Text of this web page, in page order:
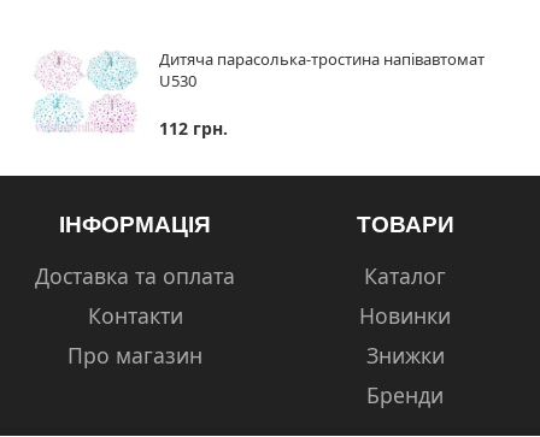
Дитяча парасолька-тростина напівавтомат
U530
112 грн.
ІНФОРМАЦІЯ
Доставка та оплата
Контакти
Про магазин
ТОВАРИ
Каталог
Новинки
Знижки
Бренди